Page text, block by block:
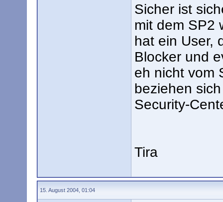
Sicher ist
mit dem SP2
hat ein User,
Blocker und
eh nicht vom
beziehen
Security-
Tira
15. August 2004, 01:04